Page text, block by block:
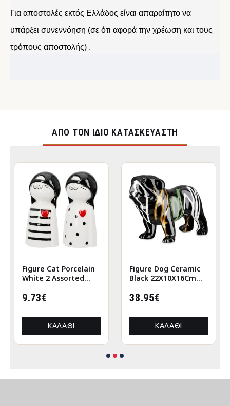
Για αποστολές εκτός Ελλάδος είναι απαραίτητο να
υπάρξει συνεννόηση (σε ότι αφορά την χρέωση και τους
τρόπους αποστολής) .
ΑΠΌ ΤΟΝ ΊΔΙΟ ΚΑΤΑΣΚΕΥΑΣΤΉ
Figure Cat Porcelain
White 2 Assorted
9.73€
ΚΑΛΆΘΙ
Figure Dog Ceramic
Black 22X10X16Cm
38.95€
ΚΑΛΆΘΙ